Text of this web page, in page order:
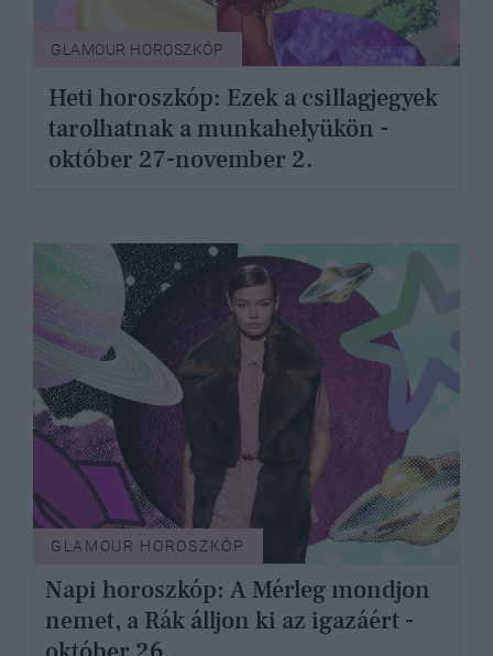
GLAMOUR HOROSZKÓP
Heti horoszkóp: Ezek a csillagjegyek
tarolhatnak a munkahelyükön -
október 27-november 2.
GLAMOUR HOROSZKÓP
Napi horoszkóp: A Mérleg mondjon
nemet, a Rák álljon ki az igazáért -